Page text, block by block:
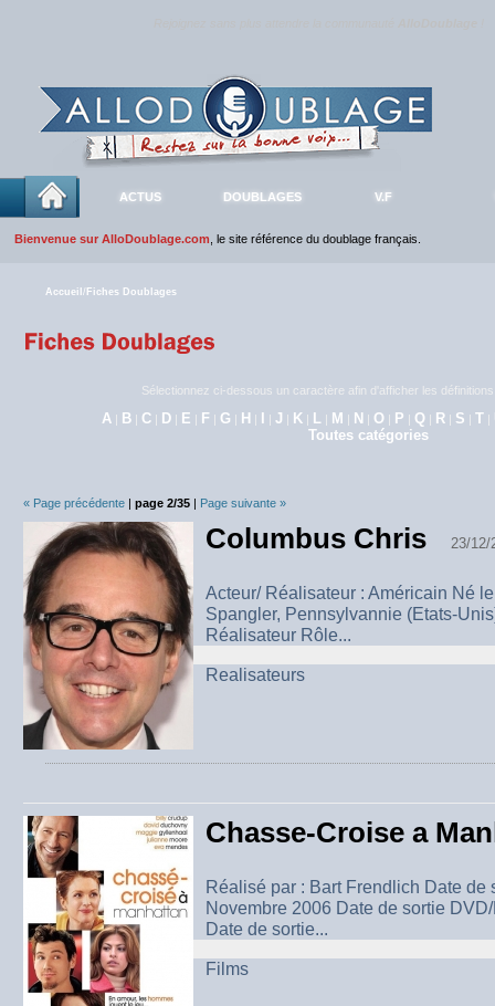
ACTUS DOUBLAGES V.F
Bienvenue sur AlloDoublage.com , le site référence du doublage français.
Accueil / Fiches Doublages
Sélectionnez ci-dessous un caractère afin d'afficher les
A | B | C | D | E | F | G | H | I |J | K | L | M | N | O | P | Q | R | S | T |
Toutes catégories
« Page précédente | page 2/35 | Page suivante »
Columbus Chris 23/12/
Acteur/ Réalisateur : Américain Né
Spangler, Pennsylvannie
Réalisateur Rôle...
Realisateurs
Chasse-Croise a
Réalisé par : Bart Frendlich Date de
Novembre 2006 Date de sortie
Date de sortie...
Films